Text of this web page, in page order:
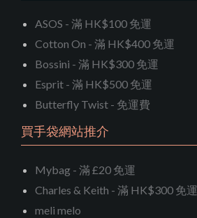
ASOS - 滿 HK$100 免運
Cotton On - 滿 HK$400 免運
Bossini - 滿 HK$300 免運
Esprit - 滿 HK$500 免運
Butterfly Twist - 免運費
買手袋網站推介
Mybag - 滿 £20 免運
Charles & Keith - 滿 HK$300 免運
meli melo